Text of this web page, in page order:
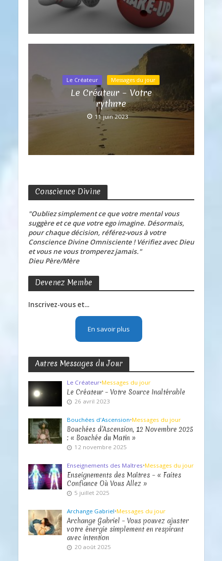
Le Créateur Messages du jour
Le Créateur – Votre
rythme
11 juin 2023
Conscience Divine
"Oubliez simplement ce que votre mental vous
suggère et ce que votre ego imagine. Désormais,
pour chaque décision, référez-vous à votre
Conscience Divine Omnisciente ! Vérifiez avec Dieu
et vous ne vous tromperez jamais."
Dieu Père/Mère
Devenez Membe
Inscrivez-vous et...
En savoir plus
Autres Messages du Jour
Le Créateur•Messages du jour
Le Créateur – Votre Source Inaltérable
26 avril 2023
Bouchées d'Ascension•Messages du jour
Bouchées d’Ascension, 12 Novembre 2025
: « Bouchée du Matin »
12 novembre 2025
Enseignements des Maîtres•Messages du jour
Enseignements des Maîtres – « Faites
Confiance Où Vous Allez »
5 juillet 2025
Archange Gabriel•Messages du jour
Archange Gabriel – Vous pouvez ajuster
votre énergie simplement en respirant
avec intention
20 août 2025